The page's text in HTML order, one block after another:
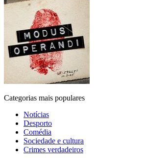
Categorias mais populares
Notícias
Desporto
Comédia
Sociedade e cultura
Crimes verdadeiros